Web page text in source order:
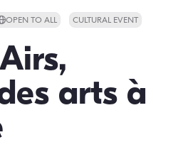
OPEN TO ALL CULTURAL EVENT
arts à